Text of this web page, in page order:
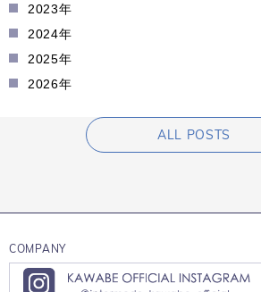
2023年
2024年
2025年
2026年
ALL POSTS
COMPANY